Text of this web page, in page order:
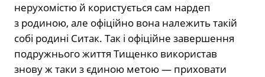
нерухомістю й користується сам нардеп
з родиною, але офіційно вона належить такій
собі родині Ситак. Так і офіційне завершення
подружнього життя Тищенко використав
знову ж таки з єдиною метою — приховати